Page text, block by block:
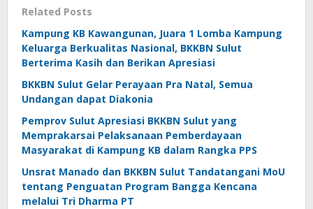
Related Posts
Kampung KB Kawangunan, Juara 1 Lomba Kampung
Keluarga Berkualitas Nasional, BKKBN Sulut
Berterima Kasih dan Berikan Apresiasi
BKKBN Sulut Gelar Perayaan Pra Natal, Semua
Undangan dapat Diakonia
Pemprov Sulut Apresiasi BKKBN Sulut yang
Memprakarsai Pelaksanaan Pemberdayaan
Masyarakat di Kampung KB dalam Rangka PPS
Unsrat Manado dan BKKBN Sulut Tandatangani MoU
tentang Penguatan Program Bangga Kencana
melalui Tri Dharma PT